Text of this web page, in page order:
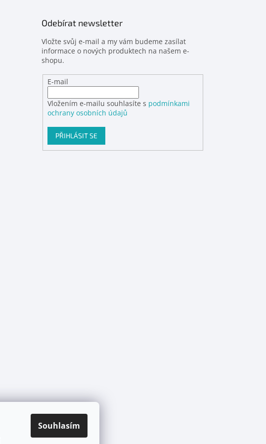
Souhlasím
Odebírat newsletter
Vložte svůj e-mail a my vám budeme zasílat
informace o nových produktech na našem e-
shopu.
E-mail
Vložením e-mailu souhlasíte s podmínkami
ochrany osobních údajů
PŘIHLÁSIT SE